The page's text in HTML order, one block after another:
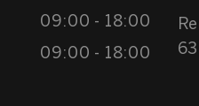
09:00 - 18:00
09:00 - 18:00